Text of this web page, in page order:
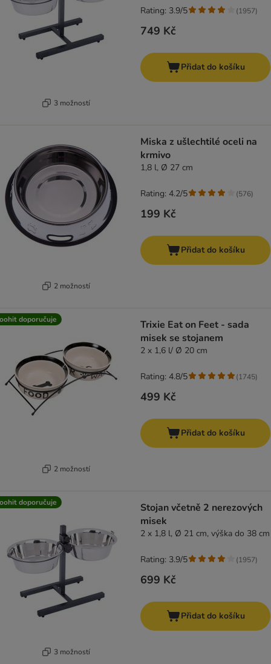
3 možností
749 Kč
Rating: 3.9/5 (1957)
Přidat do košíku
2 možností
Miska z ušlechtilé oceli na
krmivo
1,8 l, Ø 27 cm
199 Kč
Rating: 4.2/5 (576)
Přidat do košíku
doporučuje
2 možností
Trixie Eat on Feet - sada
misek se stojanem
2 x 1,6 l/ Ø 20 cm
499 Kč
Rating: 4.8/5 (1745)
Přidat do košíku
doporučuje
3 možností
Stojan včetně 2 nerezových
misek
2 x 1,8 l, Ø 21 cm, výška do 38 cm
699 Kč
Rating: 3.9/5 (1957)
Přidat do košíku